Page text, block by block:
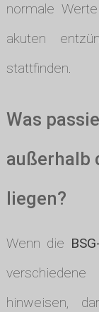
normale
akuten
stattfinden.
Was
außerhalb
liegen?
Wenn die
hinweisen,